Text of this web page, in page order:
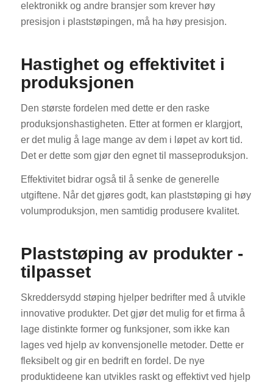
elektronikk og andre bransjer som krever høy
presisjon i plaststøpingen, må ha høy presisjon.
Hastighet og effektivitet i
produksjonen
Den største fordelen med dette er den raske
produksjonshastigheten. Etter at formen er klargjort,
er det mulig å lage mange av dem i løpet av kort tid.
Det er dette som gjør den egnet til masseproduksjon.
Effektivitet bidrar også til å senke de generelle
utgiftene. Når det gjøres godt, kan plaststøping gi høy
volumproduksjon, men samtidig produsere kvalitet.
Plaststøping av produkter -
tilpasset
Skreddersydd støping hjelper bedrifter med å utvikle
innovative produkter. Det gjør det mulig for et firma å
lage distinkte former og funksjoner, som ikke kan
lages ved hjelp av konvensjonelle metoder. Dette er
fleksibelt og gir en bedrift en fordel. De nye
produktideene kan utvikles raskt og effektivt ved hjelp